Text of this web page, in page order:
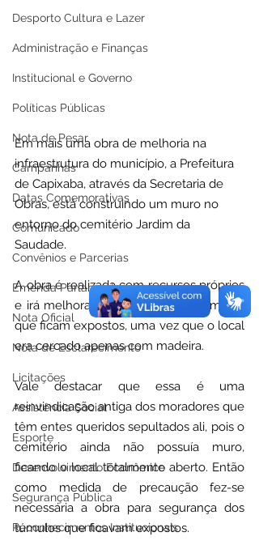
Desporto Cultura e Lazer
Administração e Finanças
Institucional e Governo
Políticas Públicas
Nota de Pesar
Campanhas
Datas Comemorativas
Comunicado
Convênios e Parcerias
Emenda Parlamentar
Nota Oficial
Nota de Esclarecimento
Licitações
Assistência Social
Esporte
Desenvolvimento Econômico
Segurança Pública
Reconhecimentos Institucionais
Em mais uma obra de melhoria na
infraestrutura do município, a Prefeitura
de Capixaba, através da Secretaria de
Obras, está construindo um muro no
entorno do cemitério Jardim da
Saudade.
A obra é realizada com recursos próprios
e irá melhorar a segurança dos túmulos
que ficam expostos, uma vez que o local
era cercado apenas com madeira.
Vale destacar que essa é uma
reinvindicação antiga dos moradores que
têm entes queridos sepultados ali, pois o
cemitério ainda não possuía muro,
ficando o local totalmente aberto. Então
como medida de precaução fez-se
necessária a obra para segurança dos
túmulos que ficavam expostos.